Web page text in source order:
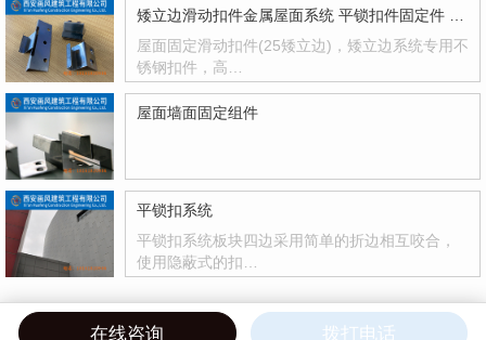
屋面固定滑动扣件(25矮立边)，矮立边系统专用不
锈钢扣件，高…
屋面墙面固定组件
平锁扣系统
平锁扣系统板块四边采用简单的折边相互咬合，
使用隐蔽式的扣…
在线咨询 拨打电话